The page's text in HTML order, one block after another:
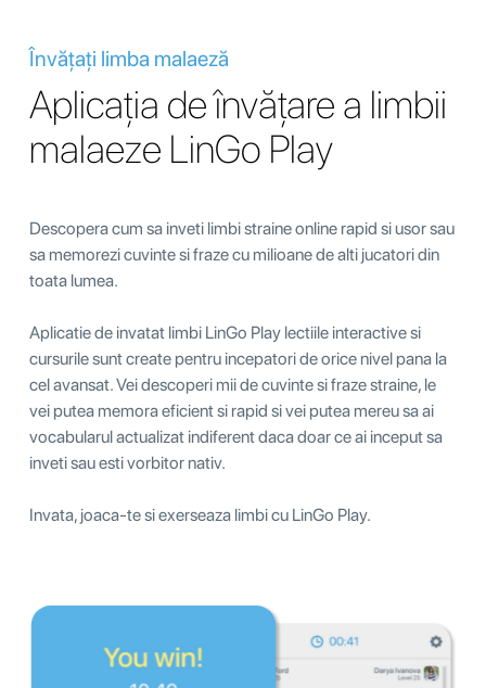
Învățați limba malaeză
Aplicația de învățare a limbii
malaeze LinGo Play
Descopera cum sa inveti limbi straine online rapid si usor sau
sa memorezi cuvinte si fraze cu milioane de alti jucatori din
toata lumea.
Aplicatie de invatat limbi LinGo Play lectiile interactive si
cursurile sunt create pentru incepatori de orice nivel pana la
cel avansat. Vei descoperi mii de cuvinte si fraze straine, le
vei putea memora eficient si rapid si vei putea mereu sa ai
vocabularul actualizat indiferent daca doar ce ai inceput sa
inveti sau esti vorbitor nativ.
Invata, joaca-te si exerseaza limbi cu LinGo Play.